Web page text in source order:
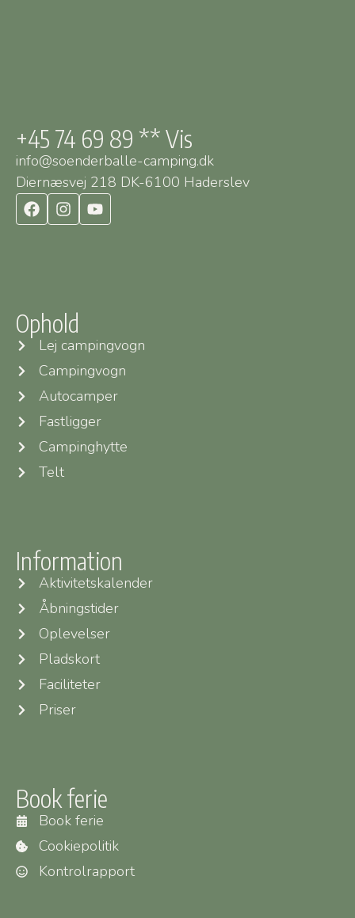
+45 74 69 89 ** Vis
info@soenderballe-camping.dk
Diernæsvej 218 DK-6100 Haderslev
Ophold
Lej campingvogn
Campingvogn
Autocamper
Fastligger
Campinghytte
Telt
Information
Aktivitetskalender
Åbningstider
Oplevelser
Pladskort
Faciliteter
Priser
Book ferie
Book ferie
Cookiepolitik
Kontrolrapport